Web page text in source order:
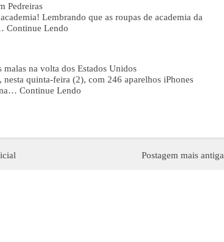
Pedreiras
Lembrando que as roupas de academia da
Continue Lendo
malas na volta dos Estados Unidos
quinta-feira (2), com 246 aparelhos iPhones
Continue Lendo
Postagem mais antiga